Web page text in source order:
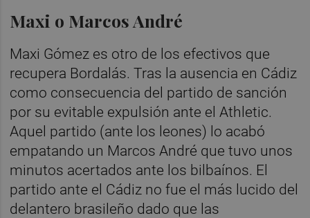
Maxi o Marcos André
Maxi Gómez es otro de los efectivos que
recupera Bordalás. Tras la ausencia en Cádiz
como consecuencia del partido de sanción
por su evitable expulsión ante el Athletic.
Aquel partido (ante los leones) lo acabó
empatando un Marcos André que tuvo unos
minutos acertados ante los bilbaínos. El
partido ante el Cádiz no fue el más lucido del
delantero brasileño dado que las